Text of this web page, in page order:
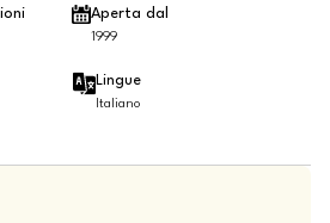
Aperta dal
1999
Lingue
Italiano